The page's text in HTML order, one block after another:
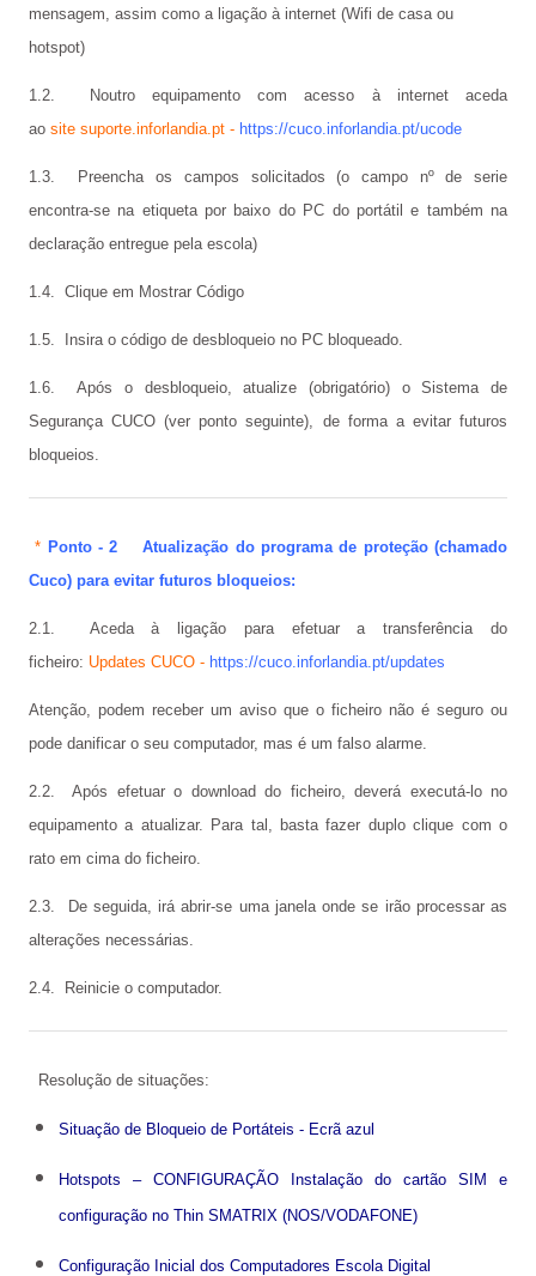
Calendário Escolar
ALUNOS
Seguro Escolar
Política de Privacidade e Proteção de Dados Pessoais
Matrículas 2024/2025
Manuais Escolares
Escola Digital - Kit Digital
E-mail institucional
Cartão do aluno
Carregar cartão - online
IAVE - Calendário 2025/2026
Podcasts
Jornal Online - FGnotícias
@flavio_AEDFG
@be_abrir_livros
CONCURSOS
Bibliotecário
mensagem, assim como a ligação à internet (Wifi de casa ou
hotspot)
1.2. Noutro equipamento com acesso à internet aceda
ao site suporte.inforlandia.pt - https://cuco.inforlandia.pt/ucode
1.3. Preencha os campos solicitados (o campo nº de serie
encontra-se na etiqueta por baixo do PC do portátil e também na
declaração entregue pela escola)
1.4. Clique em Mostrar Código
1.5. Insira o código de desbloqueio no PC bloqueado.
1.6. Após o desbloqueio, atualize (obrigatório) o Sistema de
Segurança CUCO (ver ponto seguinte), de forma a evitar futuros
bloqueios.
* Ponto - 2 Atualização do programa de proteção (chamado
Cuco) para evitar futuros bloqueios:
2.1. Aceda à ligação para efetuar a transferência do
ficheiro: Updates CUCO - https://cuco.inforlandia.pt/updates
Atenção , podem receber um aviso que o ficheiro não é seguro ou
pode danificar o seu computador, mas é um falso alarme.
2.2. Após efetuar o download do ficheiro, deverá executá-lo no
equipamento a atualizar. Para tal, basta fazer duplo clique com o
rato em cima do ficheiro.
2.3. De seguida, irá abrir-se uma janela onde se irão processar as
alterações necessárias.
2.4. Reinicie o computador.
Resolução de situações:
Situação de Bloqueio de Portáteis - Ecrã azul
Hotspots – CONFIGURAÇÃO Instalação do cartão SIM e
configuração no Thin SMATRIX (NOS/VODAFONE)
Configuração Inicial dos Computadores Escola Digital